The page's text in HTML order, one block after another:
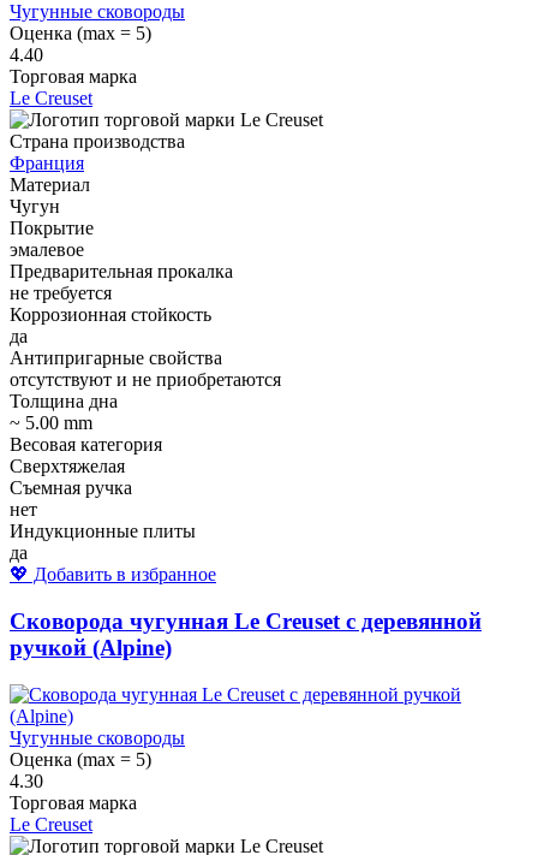
Чугунные сковороды
Оценка (max = 5)
4.40
Торговая марка
Le Creuset
Страна производства
Франция
Материал
Чугун
Покрытие
эмалевое
Предварительная прокалка
не требуется
Коррозионная стойкость
да
Антипригарные свойства
отсутствуют и не приобретаются
Толщина дна
~ 5.00 mm
Весовая категория
Сверхтяжелая
Съемная ручка
нет
Индукционные плиты
да
💖 Добавить в избранное
Сковорода чугунная Le Creuset с деревянной
ручкой (Alpine)
Чугунные сковороды
Оценка (max = 5)
4.30
Торговая марка
Le Creuset